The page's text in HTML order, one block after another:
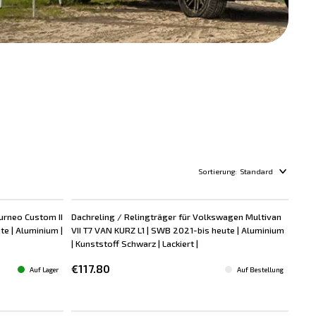
Sortierung: Standard
Custom II
| Aluminium |
Auf Lager
Dachreling / Relingträger für Volkswagen Multivan
VII T7 VAN KURZ L1 | SWB 2021-bis heute | Aluminium
| Kunststoff Schwarz | Lackiert |
€117.80 Auf Bestellung